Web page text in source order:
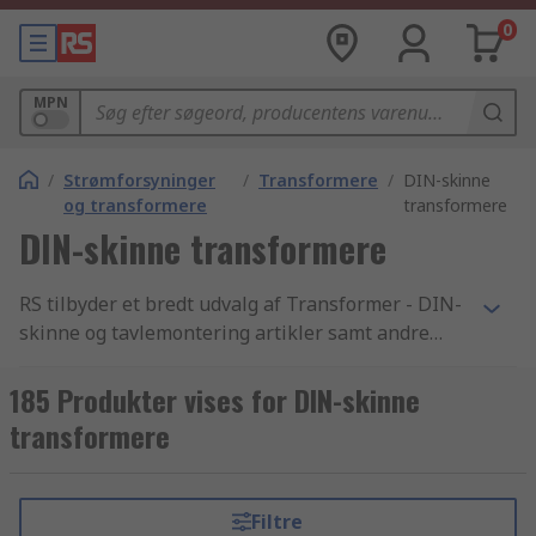
0
MPN
/ Strømforsyninger
og transformere
/ Transformere / DIN-skinne
transformere
DIN-skinne transformere
RS tilbyder et bredt udvalg af Transformer - DIN-
skinne og tavlemontering artikler samt andre
branchen. Med vores konkurrencedygtige priser,
industri-godkendte produkter og det høje niveau
af kundeservice som vi har bygget vores
verdenskendte for at være en af de bedste, når
185 Produkter vises for DIN-skinne
transformere
Filtre